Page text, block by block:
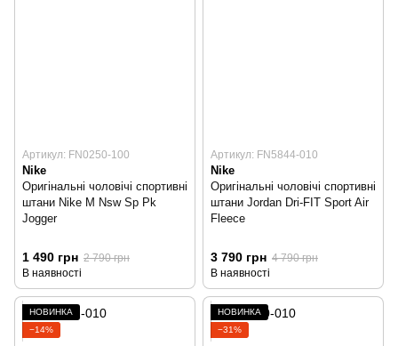
Артикул: FN0250-100
Nike
Оригінальні чоловічі спортивні
штани Nike M Nsw Sp Pk
Jogger
1 490 грн 2 790 грн
В наявності
Артикул: FN5844-010
Nike
Оригінальні чоловічі спортивні
штани Jordan Dri-FIT Sport Air
Fleece
3 790 грн 4 790 грн
В наявності
НОВИНКА
−14%
НОВИНКА
−31%